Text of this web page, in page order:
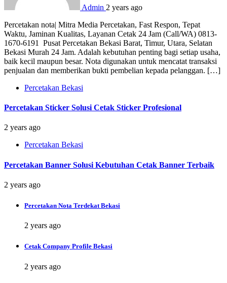
Admin 2 years ago
Percetakan nota| Mitra Media Percetakan, Fast Respon, Tepat
Waktu, Jaminan Kualitas, Layanan Cetak 24 Jam (Call/WA) 0813-
1670-6191 Pusat Percetakan Bekasi Barat, Timur, Utara, Selatan
Bekasi Murah 24 Jam. Adalah kebutuhan penting bagi setiap usaha,
baik kecil maupun besar. Nota digunakan untuk mencatat transaksi
penjualan dan memberikan bukti pembelian kepada pelanggan. […]
Percetakan Bekasi
Percetakan Sticker Solusi Cetak Sticker Profesional
2 years ago
Percetakan Bekasi
Percetakan Banner Solusi Kebutuhan Cetak Banner Terbaik
2 years ago
Percetakan Nota Terdekat Bekasi
2 years ago
Cetak Company Profile Bekasi
2 years ago